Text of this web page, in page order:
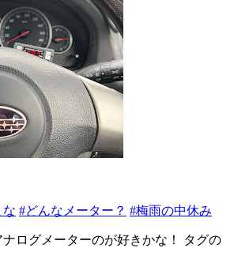
な #どんなメーター？ #梅雨の中休み
ログメーターのが好きかな！ タグの